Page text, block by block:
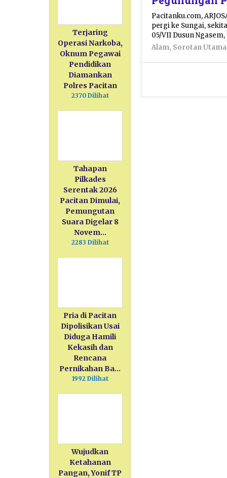
Terjaring
Operasi Narkoba,
Oknum Pegawai
Pendidikan
Diamankan
Polres Pacitan
2370 Dilihat
Tahapan
Pilkades
Serentak 2026
Pacitan Dimulai,
Pemungutan
Suara Digelar 8
Novem…
2283 Dilihat
Pria di Pacitan
Dipolisikan Usai
Diduga Hamili
Kekasih dan
Rencana
Pernikahan Ba…
1992 Dilihat
Wujudkan
Ketahanan
Pangan, Yonif TP
Pacitanku.com,
pergi ke Sungai,
05/VII Dusun Ngasem,
Alam, Sorotan Utama